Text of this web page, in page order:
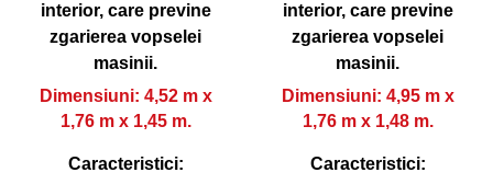
interior, care previne
zgarierea vopselei
masinii.
Dimensiuni: 4,52 m x
1,76 m x 1,45 m.
Caracteristici:
interior, care previne
zgarierea vopselei
masinii.
Dimensiuni: 4,95 m x
1,76 m x 1,48 m.
Caracteristici: